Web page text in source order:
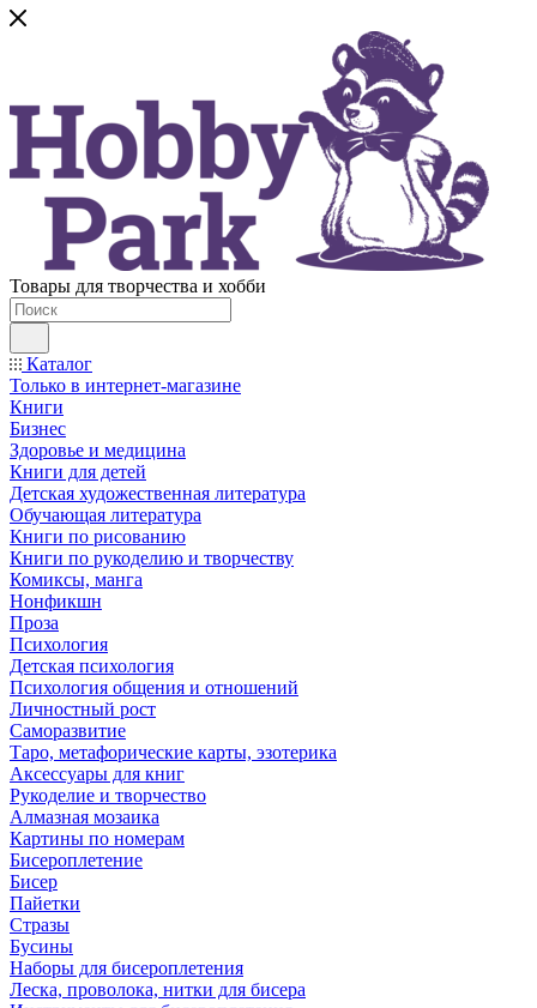
Товары для творчества и хобби
Каталог
Только в интернет-магазине
Книги
Бизнес
Здоровье и медицина
Книги для детей
Детская художественная литература
Обучающая литература
Книги по рисованию
Книги по рукоделию и творчеству
Комиксы, манга
Нонфикшн
Проза
Психология
Детская психология
Психология общения и отношений
Личностный рост
Саморазвитие
Таро, метафорические карты, эзотерика
Аксессуары для книг
Рукоделие и творчество
Алмазная мозаика
Картины по номерам
Бисероплетение
Бисер
Пайетки
Стразы
Бусины
Наборы для бисероплетения
Леска, проволока, нитки для бисера